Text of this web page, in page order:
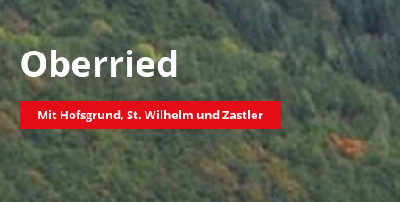
Oberried
Mit Hofsgrund, St. Wilhelm und Zastler